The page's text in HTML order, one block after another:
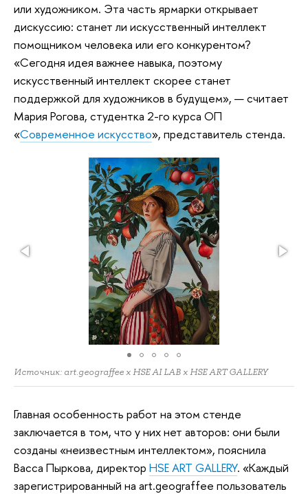
или художником. Эта часть ярмарки открывает
дискуссию: станет ли искусственный интеллект
помощником человека или его конкурентом?
«Сегодня идея важнее навыка, поэтому
искусственный интеллект скорее станет
поддержкой для художников в будущем», — считает
Мария Рогова, студентка 2-го курса ОП
«Современное искусство», представитель стенда.
Источник: art.geograffee х HSE AI LAB х HSE ART GALLERY
Главная особенность работ на этом стенде
заключается в том, что у них нет авторов: они были
созданы «неизвестным интеллектом», пояснила
Васса Пыркова, директор HSE ART GALLERY. «Каждый
зарегистрированный на art.geograffee пользователь